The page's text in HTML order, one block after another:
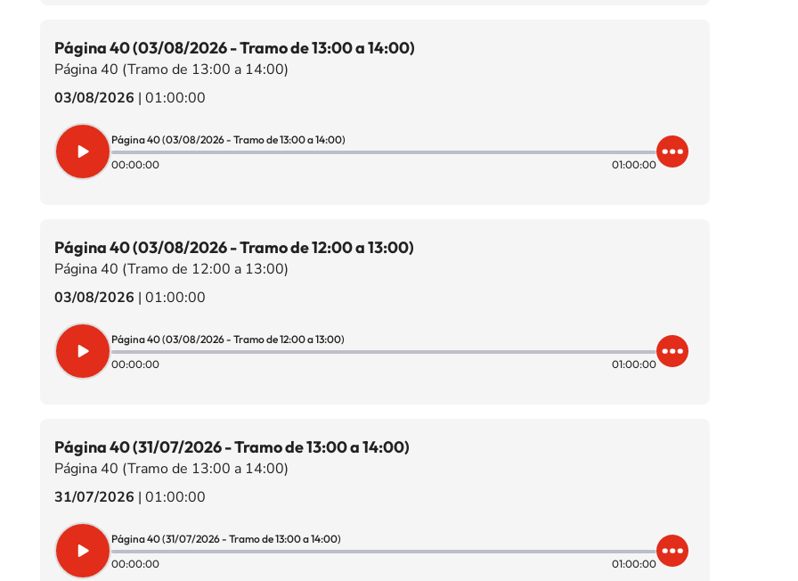
Página 40 (03/08/2026 - Tramo de 13:00 a 14:00)
Página 40 (Tramo de 13:00 a 14:00)
03/08/2026 | 01:00:00
Página 40 (03/08/2026 - Tramo de 13:00 a 14:00)
00:00:00
01:00:00
Página 40 (03/08/2026 - Tramo de 12:00 a 13:00)
Página 40 (Tramo de 12:00 a 13:00)
03/08/2026 | 01:00:00
Página 40 (03/08/2026 - Tramo de 12:00 a 13:00)
00:00:00
01:00:00
Página 40 (31/07/2026 - Tramo de 13:00 a 14:00)
Página 40 (Tramo de 13:00 a 14:00)
31/07/2026 | 01:00:00
Página 40 (31/07/2026 - Tramo de 13:00 a 14:00)
00:00:00
01:00:00